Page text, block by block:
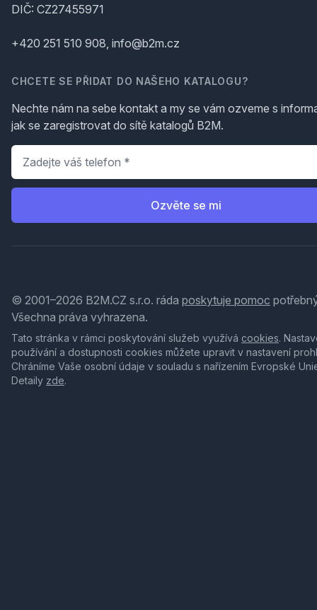
DIČ: CZ27455971
+420 251 510 908, info@b2m.cz
CHCETE SE PŘIDAT DO NAŠEHO KATALOGU?
Nechte nám na sebe kontakt a my se vám ozveme s
jak se zaregistrovat do sítě katalogů B2M.
Telefon
Ozvěte se mi
© 2001–2026 B2M.CZ s.r.o. ráda poskytuje pomoc
Všechna práva vyhrazena.
Tato stránka v rámci poskytování služeb využívá cookies.
používání a dostupnosti cookies můžete upravit v nastavení
Chráníme Vaše osobní údaje v souladu s nařízením Evropské
Detaily zde.